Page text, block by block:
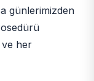
günlerimizden
ve her